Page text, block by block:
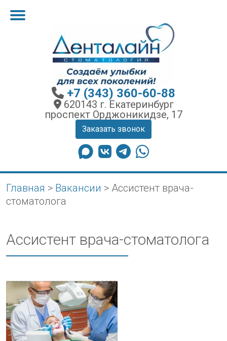
+7 (343) 360-60-88
620143 г. Екатеринбург
проспект Орджоникидзе, 17
Заказать звонок
Главная > Вакансии > Ассистент врача-
стоматолога
Ассистент врача-стоматолога